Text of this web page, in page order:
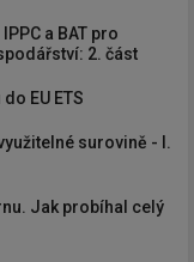
a BAT pro
2. část
EU ETS
surovině - I.
Jak probíhal celý